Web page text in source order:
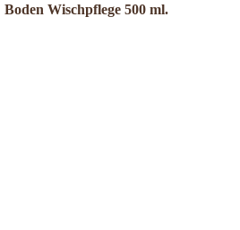
Boden Wischpflege 500 ml.